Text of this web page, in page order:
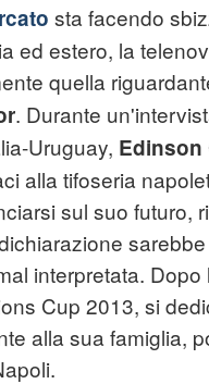
sta facendo
ed estero, la
quella
. Durante
Uruguay, Edinson
alla tifoseria
sul suo futuro,
interpretata. Dopo
Cup 2013, si
alla sua famiglia,